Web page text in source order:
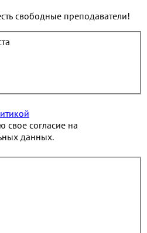
свободные преподаватели!
свое согласие на
данных.